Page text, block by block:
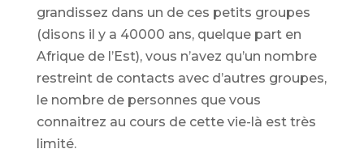
grandissez dans un de ces petits groupes
(disons il y a 40000 ans, quelque part en
Afrique de l’Est), vous n’avez qu’un nombre
restreint de contacts avec d’autres groupes,
le nombre de personnes que vous
connaitrez au cours de cette vie-là est très
limité.